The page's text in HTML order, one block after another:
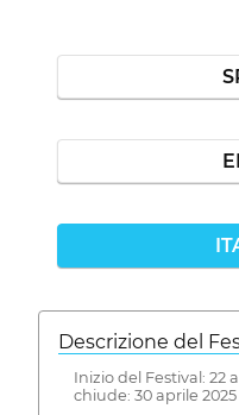
Descrizione del
Inizio del Festival:
chiude: 30 aprile 2025